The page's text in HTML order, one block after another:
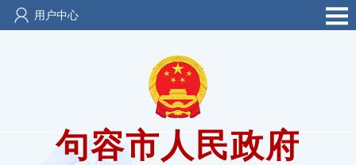
用户中心
句容市人民政府